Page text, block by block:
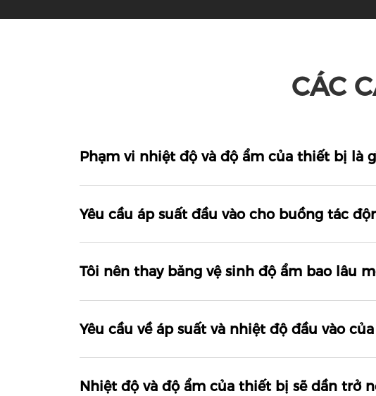
CÁC
Phạm vi nhiệt độ và độ ẩm của thiết bị là
Yêu cầu áp suất đầu vào cho buồng tác
Tôi nên thay băng vệ sinh độ ẩm bao lâu
Yêu cầu về áp suất và nhiệt độ đầu vào
Nhiệt độ và độ ẩm của thiết bị sẽ dần trở